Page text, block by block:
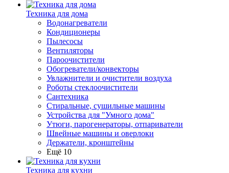
Техника для дома
Водонагреватели
Кондиционеры
Пылесосы
Вентиляторы
Пароочистители
Обогреватели/конвекторы
Увлажнители и очистители воздуха
Роботы стеклоочистители
Сантехника
Стиральные, сушильные машины
Устройства для "Умного дома"
Утюги, парогенераторы, отпариватели
Швейные машины и оверлоки
Держатели, кронштейны
Ещё 10
Техника для кухни